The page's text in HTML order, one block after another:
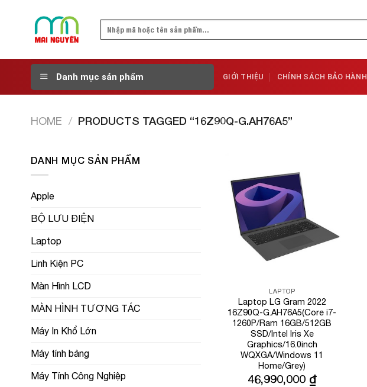
Search
Danh mục sản phẩm GIỚI THIỆU CHÍNH SÁCH BẢO HÀNH
HOME / PRODUCTS TAGGED “16Z90Q-G.AH76A5”
DANH MỤC SẢN PHẨM
Apple
BỘ LƯU ĐIỆN
Laptop
Linh Kiện PC
Màn Hình LCD
MÀN HÌNH TƯƠNG TÁC
Máy In Khổ Lớn
Máy tính bảng
Máy Tính Công Nghiệp
LAPTOP
Laptop LG Gram 2022
16Z90Q-G.AH76A5(Core i7-
1260P/Ram 16GB/512GB
SSD/Intel Iris Xe
Graphics/16.0inch
WQXGA/Windows 11
Home/Grey)
46,990,000 ₫